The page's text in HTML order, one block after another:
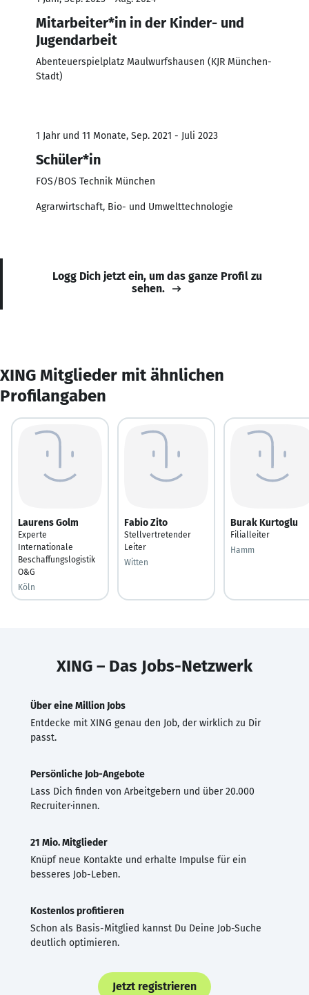
Mitarbeiter*in in der Kinder- und
Jugendarbeit
Abenteuerspielplatz Maulwurfshausen (KJR München-
Stadt)
1 Jahr und 11 Monate, Sep. 2021 - Juli 2023
Schüler*in
FOS/BOS Technik München
Agrarwirtschaft, Bio- und Umwelttechnologie
Logg Dich jetzt ein, um das ganze Profil zu
sehen.
XING Mitglieder mit ähnlichen
Profilangaben
Laurens Golm
Experte
Internationale
Beschaffungslogistik
O&G
Köln
Fabio Zito
Stellvertretender
Leiter
Witten
Burak Kurtoglu
Filialleiter
Hamm
XING – Das Jobs-Netzwerk
Über eine Million Jobs
Entdecke mit XING genau den Job, der wirklich zu Dir
passt.
Persönliche Job-Angebote
Lass Dich finden von Arbeitgebern und über 20.000
Recruiter·innen.
21 Mio. Mitglieder
Knüpf neue Kontakte und erhalte Impulse für ein
besseres Job-Leben.
Kostenlos profitieren
Schon als Basis-Mitglied kannst Du Deine Job-Suche
deutlich optimieren.
Jetzt registrieren